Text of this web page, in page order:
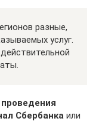
разные,
услуг.
Сбербанка или